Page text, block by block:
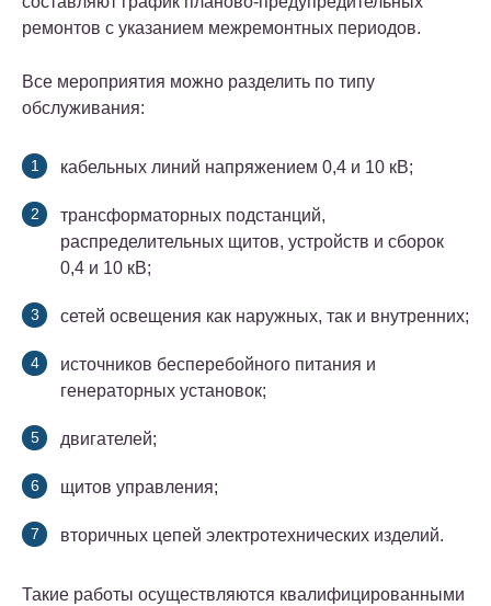
ремонтов с указанием межремонтных периодов.
Все мероприятия можно разделить по типу
обслуживания:
кабельных линий напряжением 0,4 и 10 кВ;
трансформаторных подстанций,
распределительных щитов, устройств и сборок
0,4 и 10 кВ;
сетей освещения как наружных, так и внутренних;
источников бесперебойного питания и
генераторных установок;
двигателей;
щитов управления;
вторичных цепей электротехнических изделий.
Такие работы осуществляются квалифицированными